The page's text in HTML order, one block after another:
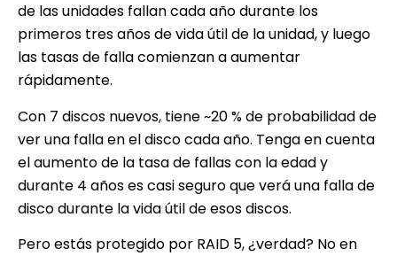
de las unidades fallan cada año durante los
primeros tres años de vida útil de la unidad, y luego
las tasas de falla comienzan a aumentar
rápidamente.
Con 7 discos nuevos, tiene ~20 % de probabilidad de
ver una falla en el disco cada año. Tenga en cuenta
el aumento de la tasa de fallas con la edad y
durante 4 años es casi seguro que verá una falla de
disco durante la vida útil de esos discos.
Pero estás protegido por RAID 5, ¿verdad? No en